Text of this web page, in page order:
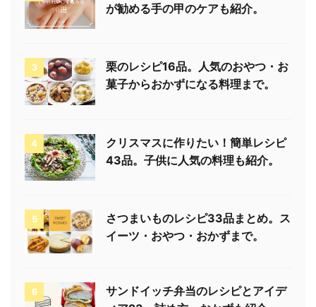
が勧める手の甲のケアも紹介。
3
栗のレシピ16品。人気のおやつ・お
菓子からおかずになる料理まで。
4
クリスマスに作りたい！簡単レシピ
43品。子供に人気の料理も紹介。
5
さつまいものレシピ33品まとめ。ス
イーツ・おやつ・おかずまで。
6
サンドイッチ弁当のレシピとアイデ